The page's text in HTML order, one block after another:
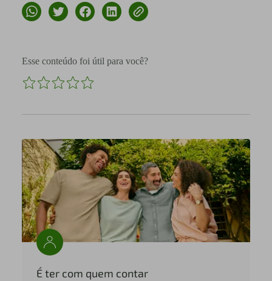
Esse conteúdo foi útil para você?
É ter com quem contar